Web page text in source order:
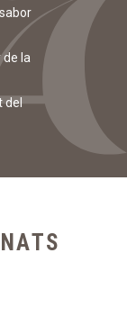
de la
del